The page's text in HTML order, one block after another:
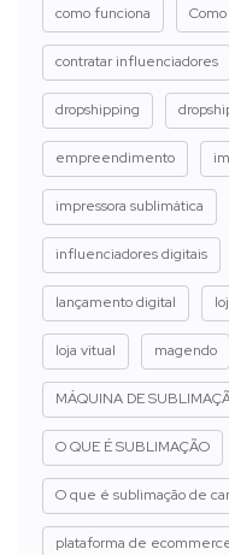
como funciona
contratar influenciadores
dropshipping
empreendimento
impressora sublimática
influenciadores digitais
lançamento digital
loja vitual magendo
MÁQUINA DE
O QUE É SUBLIMAÇÃO
O que é sublimação de
plataforma de